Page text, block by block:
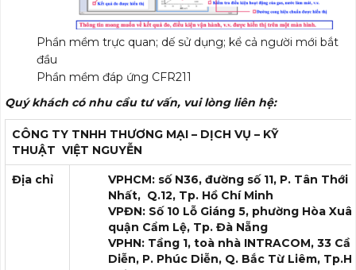
Phần mềm trực quan; dế sử dụng; kể cả người mới bắt
đầu
Phần mềm đáp ứng CFR211
Quý khách có nhu cầu tư vấn, vui lòng liên hệ:
CÔNG TY TNHH THƯƠNG MẠI – DỊCH VỤ – KỸ
THUẬT VIỆT NGUYỄN
Địa chỉ
VPHCM: số N36, đường số 11, P. Tân Thới
Nhất, Q.12, Tp. Hồ Chí Minh
VPĐN: Số 10 Lỗ Giáng 5, phường Hòa
quận Cẩm Lệ, Tp. Đà Nẵng
VPHN: Tầng 1, toà nhà INTRACOM, 33
Diễn, P. Phúc Diễn, Q. Bắc Từ Liêm,